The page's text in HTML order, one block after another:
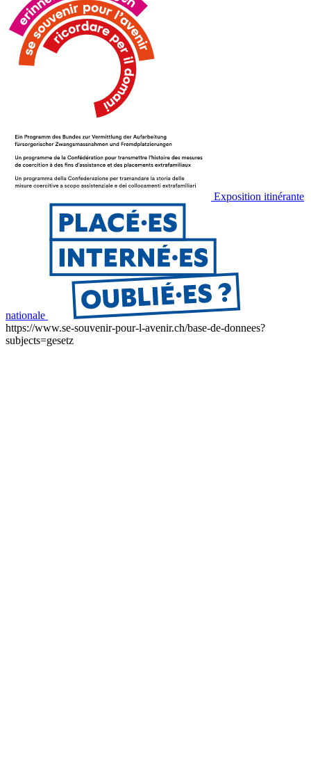
Exposition itinérante
nationale
https://www.se-souvenir-pour-l-avenir.ch/base-de-donnees?
subjects=gesetz